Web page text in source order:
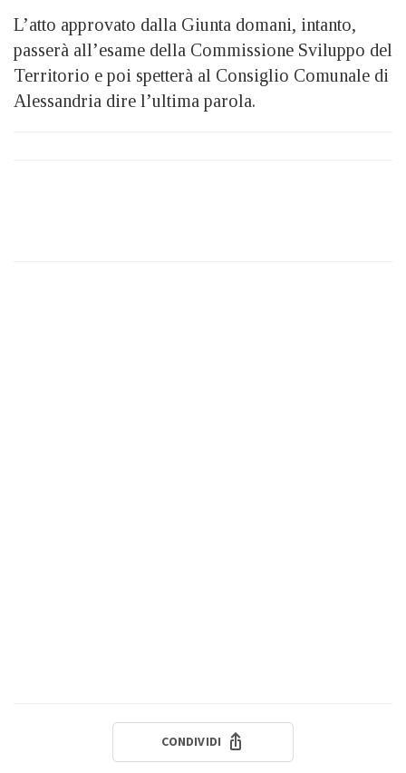
L’atto approvato dalla Giunta domani, intanto,
passerà all’esame della Commissione Sviluppo del
Territorio e poi spetterà al Consiglio Comunale di
Alessandria dire l’ultima parola.
CONDIVIDI